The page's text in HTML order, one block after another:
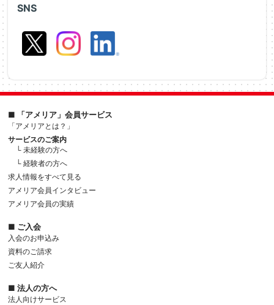
SNS
■ 「アメリア」会員サービス
「アメリアとは？」
サービスのご案内
└ 未経験の方へ
└ 経験者の方へ
求人情報をすべて見る
アメリア会員インタビュー
アメリア会員の実績
■ ご入会
入会のお申込み
資料のご請求
ご友人紹介
■ 法人の方へ
法人向けサービス